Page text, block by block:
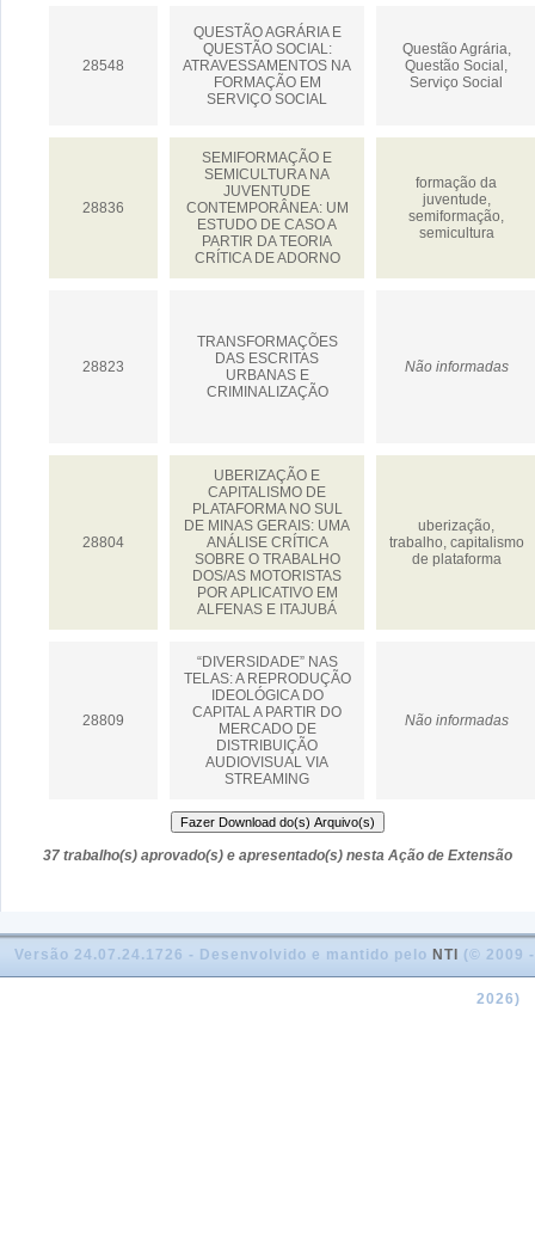
28548
QUESTÃO AGRÁRIA E
QUESTÃO SOCIAL:
ATRAVESSAMENTOS NA
FORMAÇÃO EM
SERVIÇO SOCIAL
Questão Agrária,
Questão Social,
Serviço Social
28836
SEMIFORMAÇÃO E
SEMICULTURA NA
JUVENTUDE
CONTEMPORÂNEA: UM
ESTUDO DE CASO A
PARTIR DA TEORIA
CRÍTICA DE ADORNO
formação da
juventude,
semiformação,
semicultura
28823
TRANSFORMAÇÕES
DAS ESCRITAS
URBANAS E
CRIMINALIZAÇÃO
Não informadas
28804
UBERIZAÇÃO E
CAPITALISMO DE
PLATAFORMA NO SUL
DE MINAS GERAIS: UMA
ANÁLISE CRÍTICA
SOBRE O TRABALHO
DOS/AS MOTORISTAS
POR APLICATIVO EM
ALFENAS E ITAJUBÁ
uberização,
trabalho, capitalismo
de plataforma
28809
“DIVERSIDADE” NAS
TELAS: A REPRODUÇÃO
IDEOLÓGICA DO
CAPITAL A PARTIR DO
MERCADO DE
DISTRIBUIÇÃO
AUDIOVISUAL VIA
STREAMING
Não informadas
37 trabalho(s) aprovado(s) e apresentado(s) nesta Ação de Extensão
Versão 24.07.24.1726 - Desenvolvido e mantido pelo NTI (© 2009 -
2026)